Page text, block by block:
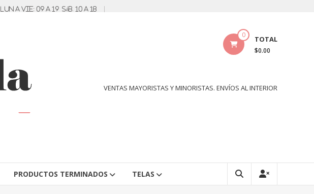
Lun a vie: 09 a 19 Sáb. 10 a 18
0 TOTAL
$0.00
VENTAS MAYORISTAS Y MINORISTAS. ENVÍOS AL INTERIOR
PRODUCTOS TERMINADOS TELAS